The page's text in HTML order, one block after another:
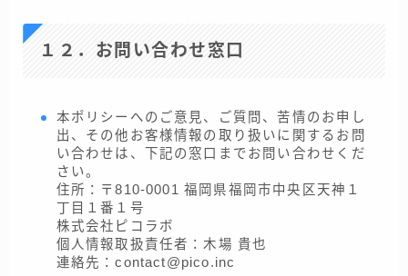
１２．お問い合わせ窓口
本ポリシーへのご意見、ご質問、苦情のお申し
出、その他お客様情報の取り扱いに関するお問
い合わせは、下記の窓口までお問い合わせくだ
さい。
住所：〒810-0001 福岡県福岡市中央区天神１
丁目１番１号
株式会社ピコラボ
個人情報取扱責任者：木場 貴也
連絡先：contact@pico.inc